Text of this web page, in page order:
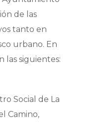
de las
tanto en
urbano. En
las siguientes:
Social de La
Camino,